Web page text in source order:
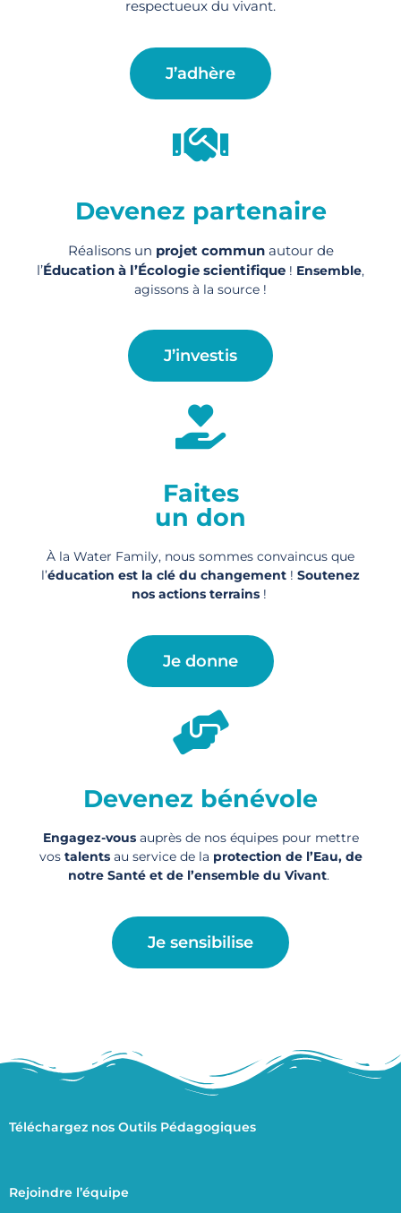
respectueux du vivant.
J’adhère
Devenez partenaire
Réalisons un projet communautour de
l’Éducation à l’Écologie scientifique ! Ensemble,
agissons à la source !
J’investis
Faites
un don
À la Water Family, nous sommes convaincus que
l’éducation est la clé du changement ! Soutenez
nos actions terrains!
Je donne
Devenez bénévole
Engagez-vousauprès de nos équipes pour mettre
vos talentsau service de la protection de l’Eau, de
notre Santé et de l’ensemble du Vivant.
Je sensibilise
Téléchargez nos Outils Pédagogiques
Rejoindre l’équipe